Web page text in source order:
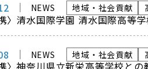
NEWS 地域・社会貢献
〉清水国際学園 清水国際高等
NEWS 地域・社会貢献
〉神奈川県立新栄高等学校と